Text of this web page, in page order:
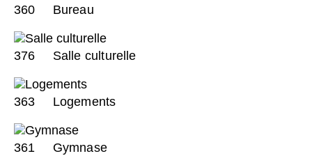
360 Bureau
376 Salle culturelle
363 Logements
361 Gymnase